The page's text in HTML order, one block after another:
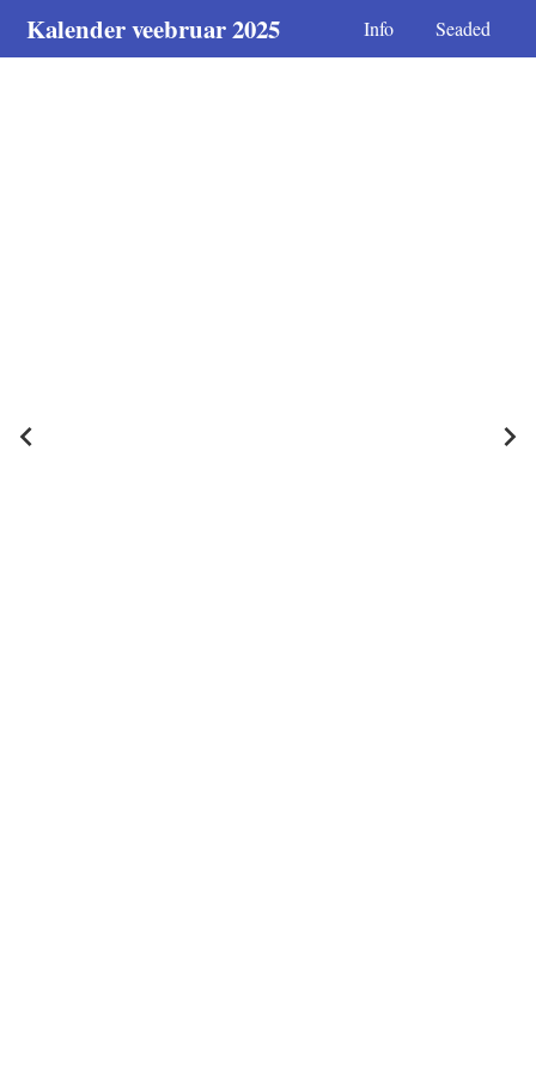
Kalender veebruar 2025 Info Seaded